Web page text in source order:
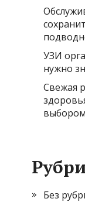
УЗИ
нужно
Свежая
выбором
Без